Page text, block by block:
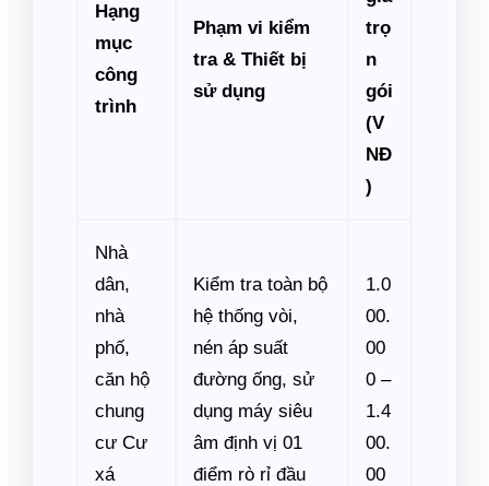
Hạng
mục
công
trình
Phạm vi kiểm
tra & Thiết bị
sử dụng
trọ
n
gói
(V
NĐ
)
Nhà
dân,
nhà
phố,
căn hộ
chung
cư Cư
xá
Kiểm tra toàn bộ
hệ thống vòi,
nén áp suất
đường ống, sử
dụng máy siêu
âm định vị 01
điểm rò rỉ đầu
1.0
00.
00
0 –
1.4
00.
00